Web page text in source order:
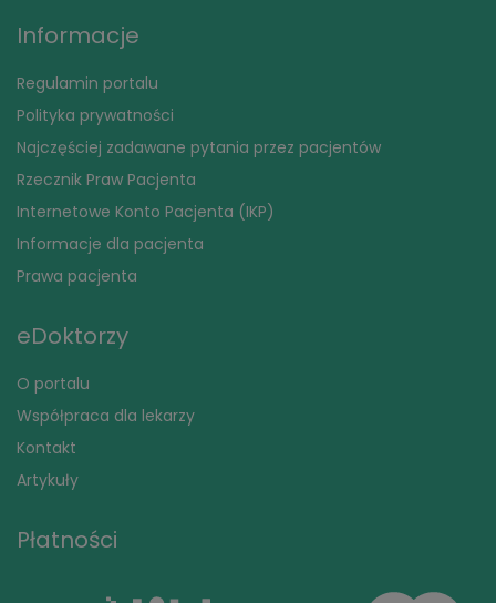
Informacje
Regulamin portalu
Polityka prywatności
Najczęściej zadawane pytania przez pacjentów
Rzecznik Praw Pacjenta
Internetowe Konto Pacjenta (IKP)
Informacje dla pacjenta
Prawa pacjenta
eDoktorzy
O portalu
Współpraca dla lekarzy
Kontakt
Artykuły
Płatności